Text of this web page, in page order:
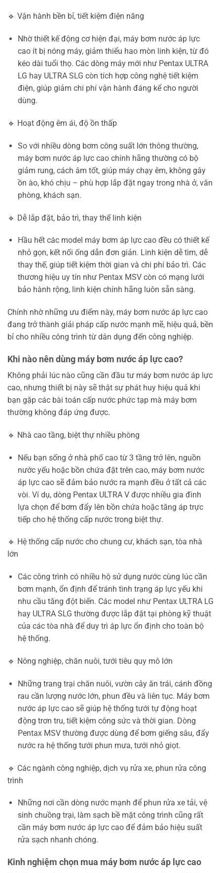
🔹 Vận hành bền bỉ, tiết kiệm điện năng
Nhờ thiết kế động cơ hiện đại, máy bơm nước áp lực
cao ít bị nóng máy, giảm thiểu hao mòn linh kiện, từ đó
kéo dài tuổi thọ. Các dòng máy mới như Pentax ULTRA
LG hay ULTRA SLG còn tích hợp công nghệ tiết kiệm
điện, giúp giảm chi phí vận hành đáng kể cho người
dùng.
🔹 Hoạt động êm ái, độ ồn thấp
So với nhiều dòng bơm công suất lớn thông thường,
máy bơm nước áp lực cao chính hãng thường có bộ
giảm rung, cách âm tốt, giúp máy chạy êm, không gây
ồn ào, khó chịu – phù hợp lắp đặt ngay trong nhà ở, văn
phòng, khách sạn.
🔹 Dễ lắp đặt, bảo trì, thay thế linh kiện
Hầu hết các model máy bơm áp lực cao đều có thiết kế
nhỏ gọn, kết nối ống dẫn đơn giản. Linh kiện dễ tìm, dễ
thay thế, giúp tiết kiệm thời gian và chi phí bảo trì. Các
thương hiệu uy tín như Pentax MSV còn có mạng lưới
bảo hành rộng, linh kiện chính hãng luôn sẵn sàng.
Chính nhờ những ưu điểm này, máy bơm nước áp lực cao
đang trở thành giải pháp cấp nước mạnh mẽ, hiệu quả, bền
bỉ cho nhiều công trình từ dân dụng đến công nghiệp.
Khi nào nên dùng máy bơm nước áp lực cao?
Không phải lúc nào cũng cần đầu tư máy bơm nước áp lực
cao, nhưng thiết bị này sẽ thật sự phát huy hiệu quả khi
bạn gặp các bài toán cấp nước phức tạp mà máy bơm
thường không đáp ứng được.
🔹 Nhà cao tầng, biệt thự nhiều phòng
Nếu bạn sống ở nhà phố cao từ 3 tầng trở lên, nguồn
nước yếu hoặc bồn chứa đặt trên cao, máy bơm nước
áp lực cao sẽ đảm bảo nước ra mạnh đều ở tất cả các
vòi. Ví dụ, dòng Pentax ULTRA V được nhiều gia đình
lựa chọn để bơm đẩy lên bồn chứa hoặc tăng áp trực
tiếp cho hệ thống cấp nước trong biệt thự.
🔹 Hệ thống cấp nước cho chung cư, khách sạn, tòa nhà
lớn
Các công trình có nhiều hộ sử dụng nước cùng lúc cần
bơm mạnh, ổn định để tránh tình trạng áp lực yếu khi
nhu cầu tăng đột biến. Các model như Pentax ULTRA LG
hay ULTRA SLG thường được lắp đặt tại phòng kỹ thuật
của các tòa nhà để duy trì áp lực ổn định cho toàn bộ
hệ thống.
🔹 Nông nghiệp, chăn nuôi, tưới tiêu quy mô lớn
Những trang trại chăn nuôi, vườn cây ăn trái, cánh đồng
rau cần lượng nước lớn, phun đều và liên tục. Máy bơm
nước áp lực cao sẽ giúp hệ thống tưới tự động hoạt
động trơn tru, tiết kiệm công sức và thời gian. Dòng
Pentax MSV thường được dùng để bơm giếng sâu, đẩy
nước ra hệ thống tưới phun mưa, tưới nhỏ giọt.
🔹 Các ngành công nghiệp, dịch vụ rửa xe, phun rửa công
trình
Những nơi cần dòng nước mạnh để phun rửa xe tải, vệ
sinh chuồng trại, làm sạch bề mặt công trình cũng rất
cần máy bơm nước áp lực cao để đảm bảo hiệu suất
rửa sạch nhanh chóng.
Kinh nghiệm chọn mua máy bơm nước áp lực cao